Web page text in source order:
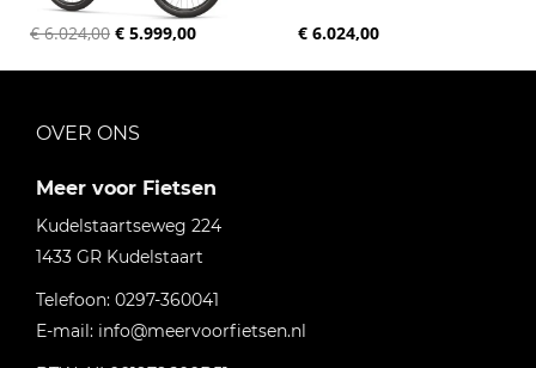
€ 6.024,00 € 5.999,00 € 6.024,00
OVER ONS
Meer voor Fietsen
Kudelstaartseweg 224
1433 GR Kudelstaart
Telefoon: 0297-360041
E-mail: info@meervoorfietsen.nl